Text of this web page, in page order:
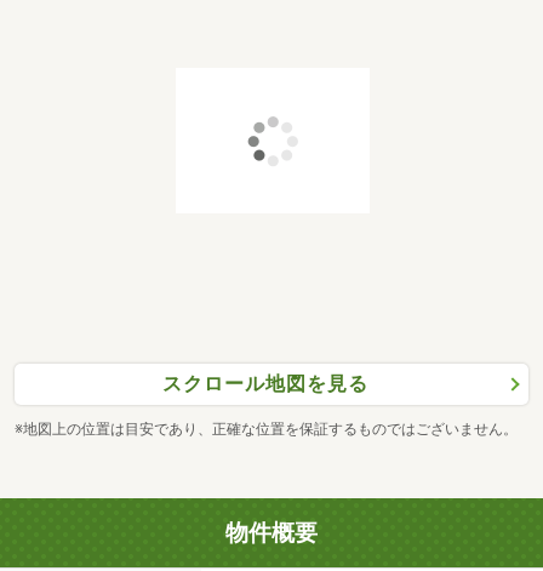
スクロール地図を見る
※地図上の位置は目安であり、正確な位置を保証するものではございません。
物件概要